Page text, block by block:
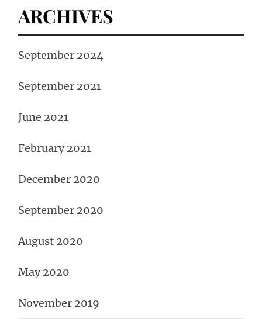
ARCHIVES
September 2024
September 2021
June 2021
February 2021
December 2020
September 2020
August 2020
May 2020
November 2019